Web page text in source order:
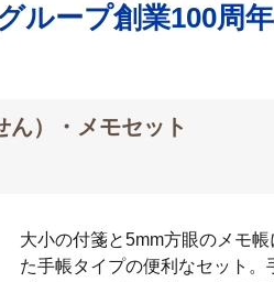
ループ創業100周
ん）・メモセット
大小の付箋と5mm方眼のメモ
た手帳タイプの便利なセット。